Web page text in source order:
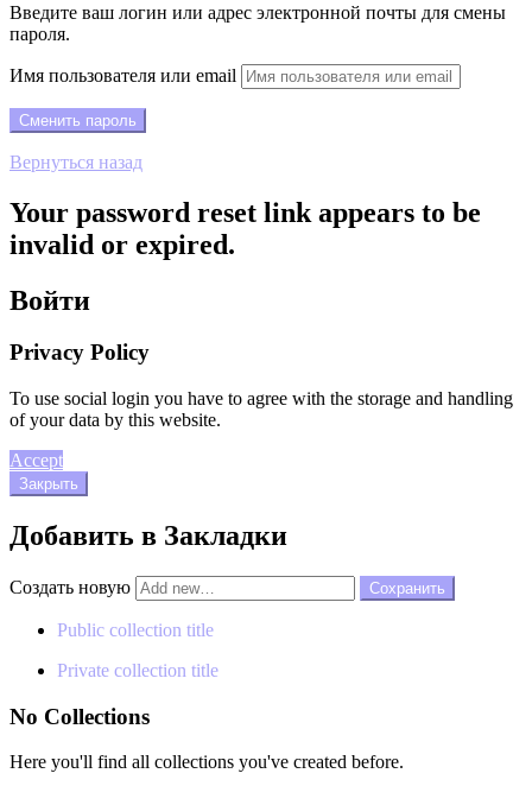
Введите ваш логин или адрес электронной почты для смены
пароля.
Имя пользователя или email
Вернуться назад
Your password reset link appears to be
invalid or expired.
Войти
Privacy Policy
To use social login you have to agree with the storage and handling
of your data by this website.
Accept
Закрыть
Добавить в Закладки
Создать новую
Public collection title
Private collection title
No Collections
Here you'll find all collections you've created before.